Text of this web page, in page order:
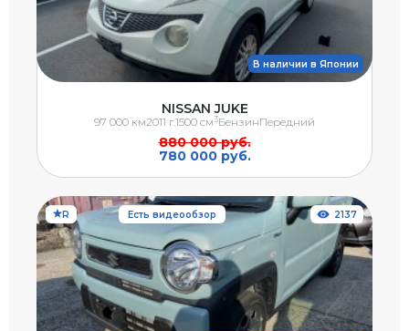
В наличии в Японии
NISSAN JUKE
880 000 руб.
780 000 руб.
97 000 км2011 г.1500 см3БензинПередний
R Есть видеообзор 2137